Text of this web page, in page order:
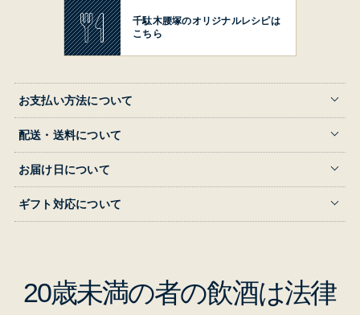
千駄木腰塚のオリジナルレシピは
こちら
お支払い方法について
配送・送料について
お届け日について
ギフト対応について
20歳未満の者の飲酒は法律